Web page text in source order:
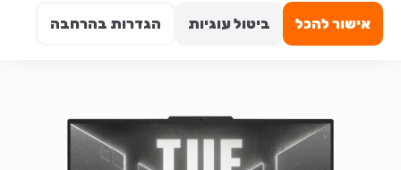
אישור להכל ביטול עוגיות הגדרות בהרחבה
Search for: